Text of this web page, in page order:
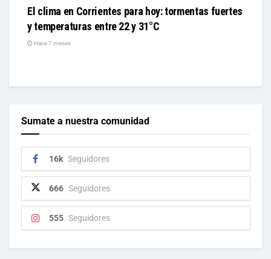
El clima en Corrientes para hoy: tormentas fuertes
y temperaturas entre 22 y 31°C
Hace 7 meses
Sumate a nuestra comunidad
16k Seguidores
666 Seguidores
555 Seguidores